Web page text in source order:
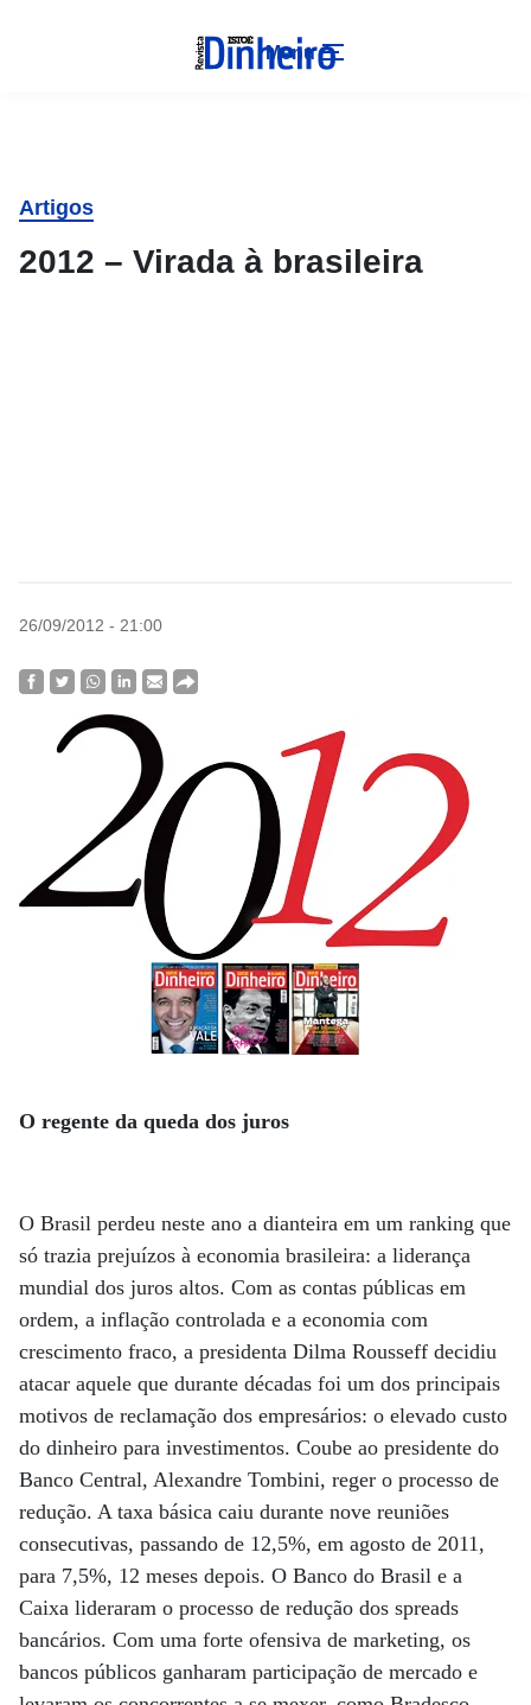
Menu
Artigos
2012 – Virada à brasileira
26/09/2012 - 21:00
O regente da queda dos juros
O Brasil perdeu neste ano a dianteira em um ranking que
só trazia prejuízos à economia brasileira: a liderança
mundial dos juros altos. Com as contas públicas em
ordem, a inflação controlada e a economia com
crescimento fraco, a presidenta Dilma Rousseff decidiu
atacar aquele que durante décadas foi um dos principais
motivos de reclamação dos empresários: o elevado custo
do dinheiro para investimentos. Coube ao presidente do
Banco Central, Alexandre Tombini, reger o processo de
redução. A taxa básica caiu durante nove reuniões
consecutivas, passando de 12,5%, em agosto de 2011,
para 7,5%, 12 meses depois. O Banco do Brasil e a
Caixa lideraram o processo de redução dos spreads
bancários. Com uma forte ofensiva de marketing, os
bancos públicos ganharam participação de mercado e